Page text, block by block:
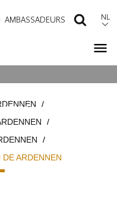
AMBASSADEURS NL
ARDENNEN